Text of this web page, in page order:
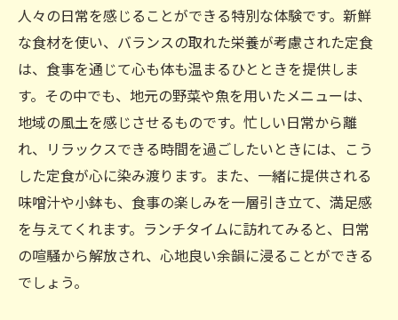
人々の日常を感じることができる特別な体験です。新鮮
な食材を使い、バランスの取れた栄養が考慮された定食
は、食事を通じて心も体も温まるひとときを提供しま
す。その中でも、地元の野菜や魚を用いたメニューは、
地域の風土を感じさせるものです。忙しい日常から離
れ、リラックスできる時間を過ごしたいときには、こう
した定食が心に染み渡ります。また、一緒に提供される
味噌汁や小鉢も、食事の楽しみを一層引き立て、満足感
を与えてくれます。ランチタイムに訪れてみると、日常
の喧騒から解放され、心地良い余韻に浸ることができる
でしょう。